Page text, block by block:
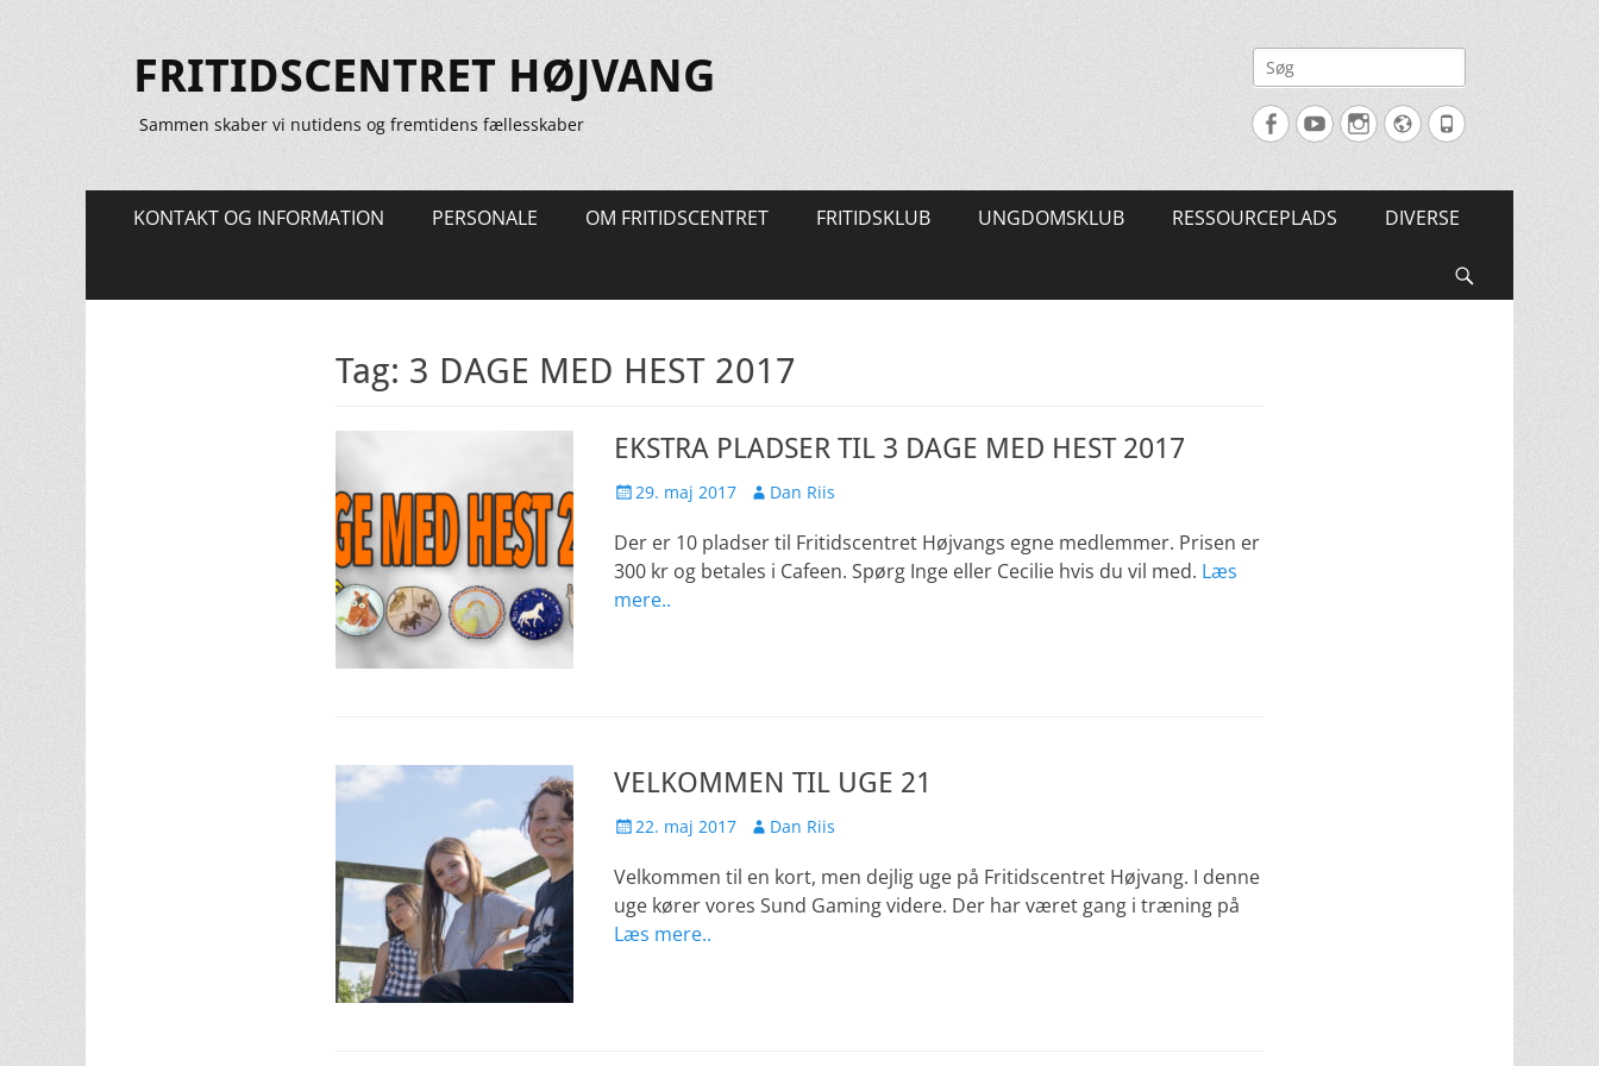
FRITIDSCENTRET HØJVANG
Sammen skaber vi nutidens og fremtidens fællesskaber
Søg
efter:
FacebookYouTubeInstagram
Website
Tlf.
Primær
KONTAKT OG INFORMATION PERSONALE OM FRITIDSCENTRET FRITIDSKLUB UNGDOMSKLUB RESSOURCEPLADS DIVERSE
Tag: 3 DAGE MED HEST 2017
EKSTRA PLADSER TIL 3 DAGE MED HEST 2017
Udgivet
29. maj 2017 Forfatter
Dan Riis
Der er 10 pladser til Fritidscentret Højvangs egne medlemmer. Prisen er
300 kr og betales i Cafeen. Spørg Inge eller Cecilie hvis du vil med. Læs
mere..
VELKOMMEN TIL UGE 21
Udgivet
22. maj 2017 Forfatter
Dan Riis
Velkommen til en kort, men dejlig uge på Fritidscentret Højvang. I denne
uge kører vores Sund Gaming videre. Der har været gang i træning på
Læs mere..